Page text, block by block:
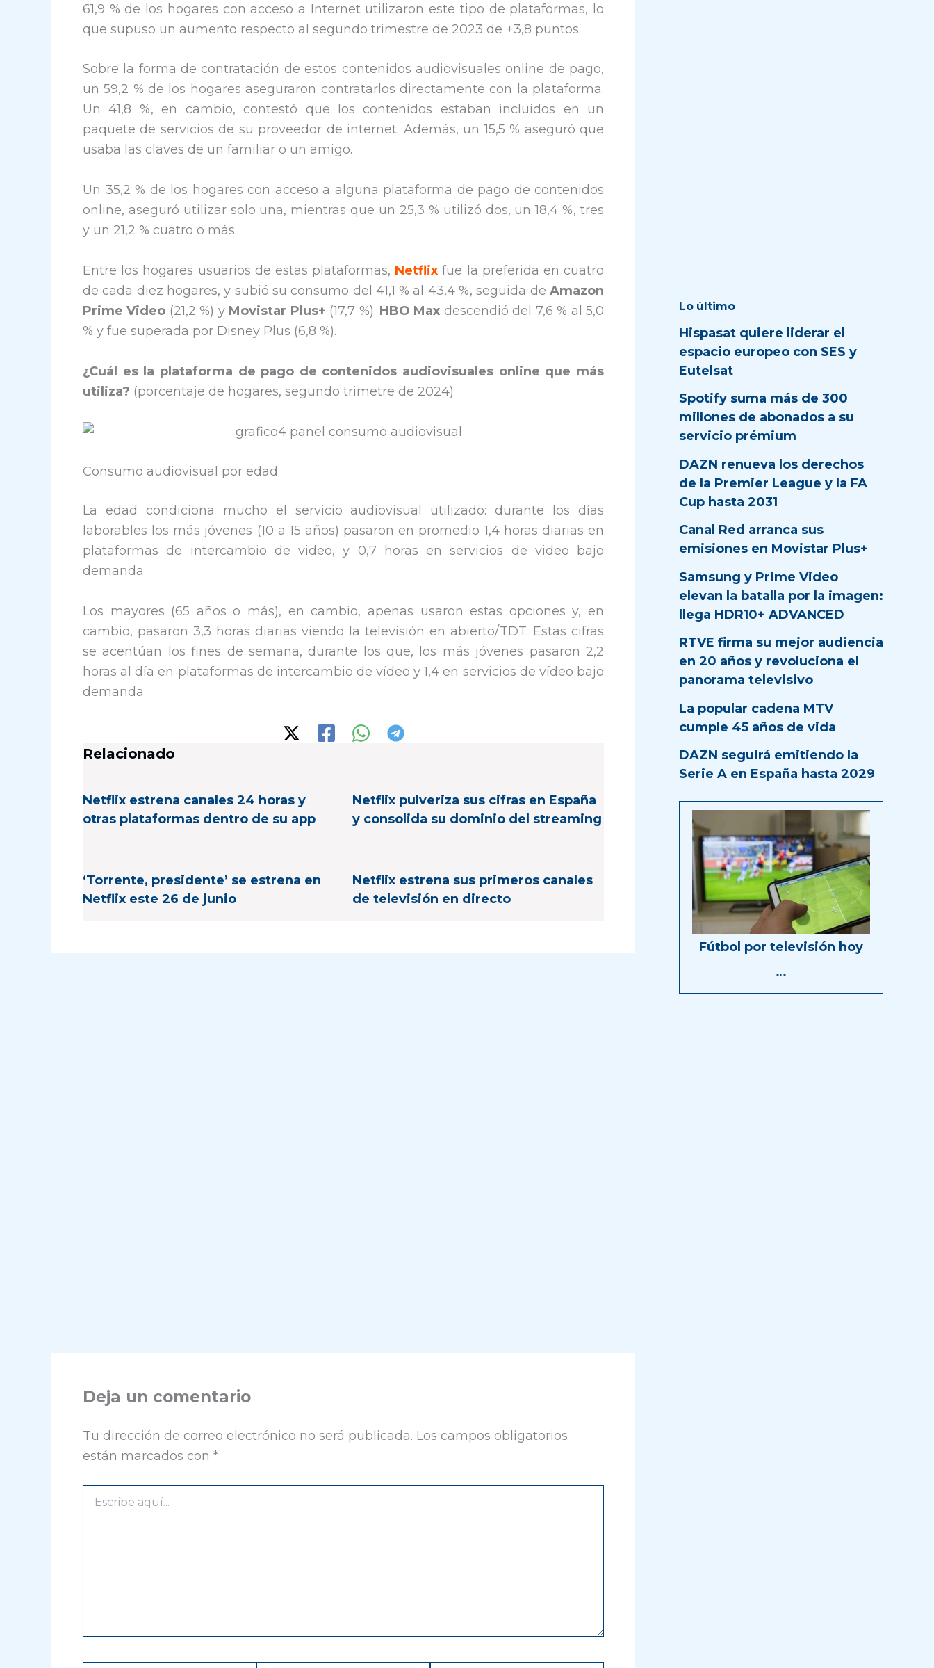
61,9 % de los hogares con acceso a Internet utilizaron este tipo de plataformas, lo
que supuso un aumento respecto al segundo trimestre de 2023 de +3,8 puntos.
Sobre la forma de contratación de estos contenidos audiovisuales online de pago,
un 59,2 % de los hogares aseguraron contratarlos directamente con la plataforma.
Un 41,8 %, en cambio, contestó que los contenidos estaban incluidos en un
paquete de servicios de su proveedor de internet. Además, un 15,5 % aseguró que
usaba las claves de un familiar o un amigo.
Un 35,2 % de los hogares con acceso a alguna plataforma de pago de contenidos
online, aseguró utilizar solo una, mientras que un 25,3 % utilizó dos, un 18,4 %, tres
y un 21,2 % cuatro o más.
Entre los hogares usuarios de estas plataformas, Netflix fue la preferida en cuatro
de cada diez hogares, y subió su consumo del 41,1 % al 43,4 %, seguida de Amazon
Prime Video (21,2 %) y Movistar Plus+ (17,7 %). HBO Max descendió del 7,6 % al 5,0
% y fue superada por Disney Plus (6,8 %).
¿Cuál es la plataforma de pago de contenidos audiovisuales online que más
utiliza? (porcentaje de hogares, segundo trimetre de 2024)
Consumo audiovisual por edad
La edad condiciona mucho el servicio audiovisual utilizado: durante los días
laborables los más jóvenes (10 a 15 años) pasaron en promedio 1,4 horas diarias en
plataformas de intercambio de video, y 0,7 horas en servicios de video bajo
demanda.
Los mayores (65 años o más), en cambio, apenas usaron estas opciones y, en
cambio, pasaron 3,3 horas diarias viendo la televisión en abierto/TDT. Estas cifras
se acentúan los fines de semana, durante los que, los más jóvenes pasaron 2,2
horas al día en plataformas de intercambio de vídeo y 1,4 en servicios de vídeo bajo
demanda.
Relacionado
Netflix estrena canales 24 horas y
otras plataformas dentro de su app
Netflix pulveriza sus cifras en España
y consolida su dominio del streaming
‘Torrente, presidente’ se estrena en
Netflix este 26 de junio
Netflix estrena sus primeros canales
de televisión en directo
Deja un comentario
Tu dirección de correo electrónico no será publicada. Los campos obligatorios
están marcados con *
aquí...
Lo último
Hispasat quiere liderar el
espacio europeo con SES y
Eutelsat
Spotify suma más de 300
millones de abonados a su
servicio prémium
DAZN renueva los derechos
de la Premier League y la FA
Cup hasta 2031
Canal Red arranca sus
emisiones en Movistar Plus+
Samsung y Prime Video
elevan la batalla por la imagen:
llega HDR10+ ADVANCED
RTVE firma su mejor audiencia
en 20 años y revoluciona el
panorama televisivo
La popular cadena MTV
cumple 45 años de vida
DAZN seguirá emitiendo la
Serie A en España hasta 2029
Fútbol por televisión hoy
…